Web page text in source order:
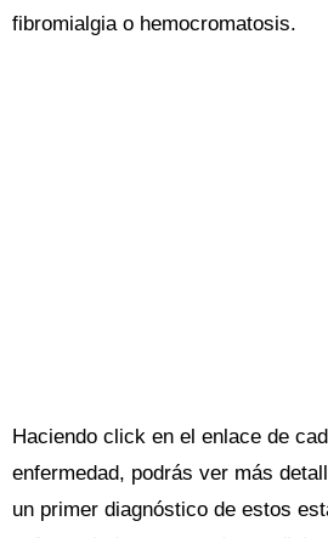
fibromialgia o hemocromatosis.
Haciendo click en el enlace de
enfermedad, podrás ver más
un primer diagnóstico de estos